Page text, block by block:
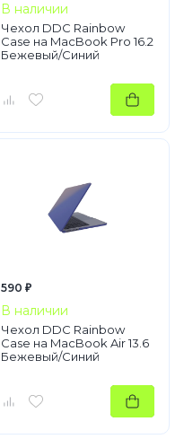
В наличии
Чехол DDC Rainbow
Case на MacBook Pro 16.2
Бежевый/Синий
590 ₽
В наличии
Чехол DDC Rainbow
Case на MacBook Air 13.6
Бежевый/Синий